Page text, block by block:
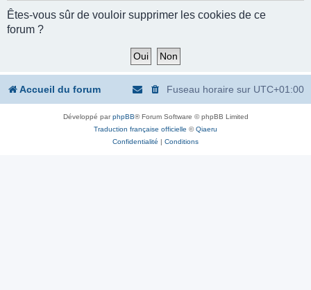
c
Êtes-vous sûr de vouloir supprimer les cookies de ce
forum ?
Accueil du forum Fuseau horaire sur UTC+01:00
Développé parphpBB® Forum Software © phpBB Limited
Traduction française officielle ©Qiaeru
Confidentialité | Conditions